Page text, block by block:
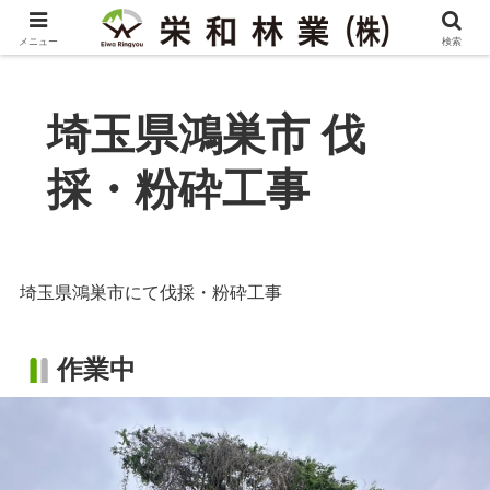
埼玉県鴻巣市 伐
採・粉砕工事
埼玉県鴻巣市にて伐採・粉砕工事
作業中
メニュー 検索